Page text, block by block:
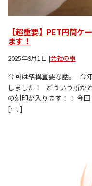
【超重要】PET円筒ケ
ます！
2025年9月1日 |会社の事
今回は結構重要な話。 今
しました！ どういう所か
の刻印が入ります！！ 今
[…..]